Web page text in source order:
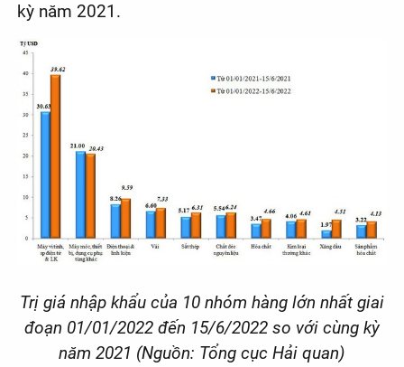
kỳ năm 2021.
Trị giá nhập khẩu của 10 nhóm hàng lớn nhất giai
đoạn 01/01/2022 đến 15/6/2022 so với cùng kỳ
năm 2021 (Nguồn: Tổng cục Hải quan)